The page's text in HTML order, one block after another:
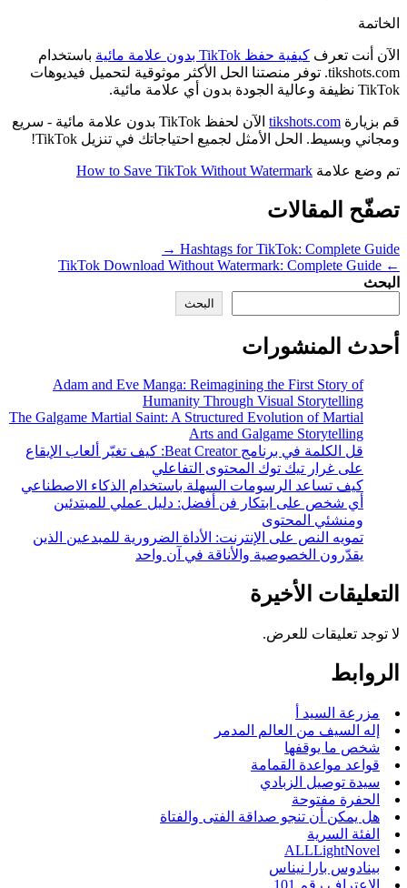
الخاتمة
الآن أنت تعرف كيفية حفظ TikTok بدون علامة مائية
باستخدام
tikshots.com. توفر منصتنا الحل الأكثر موثوقية لتحميل فيديوهات
TikTok نظيفة وعالية الجودة بدون أي علامة مائية.
قم بزيارة tikshots.com
الآن لحفظ TikTok بدون علامة مائية - سريع
ومجاني وبسيط. الحل الأمثل لجميع احتياجاتك في تنزيل TikTok!
تم وضع علامة How to Save TikTok Without Watermark
تصفّح المقالات
Hashtags for TikTok: Complete Guide →
← TikTok Download Without Watermark: Complete Guide
البحث
البحث
أحدث المنشورات
Adam and Eve Manga: Reimagining the First Story of
Humanity Through Visual Storytelling
The Galgame Martial Saint: A Structured Evolution of Martial
Arts and Galgame Storytelling
قل الكلمة في برنامج Beat Creator: كيف تغيّر ألعاب الإيقاع
على غرار تيك توك المحتوى التفاعلي
كيف تساعد الرسومات السهلة باستخدام الذكاء الاصطناعي
أي شخص على ابتكار فن أفضل: دليل عملي للمبتدئين
ومنشئي المحتوى
تمويه النص على الإنترنت: الأداة الضرورية للمبدعين الذين
يقدّرون الخصوصية والأناقة في آن واحد
التعليقات الأخيرة
لا توجد تعليقات للعرض.
الروابط
مزرعة السيد أ
إله السيف من العالم المدمر
شخص ما يوقفها
قواعد مواعدة القمامة
سيدة توصيل الزبادي
الحفرة مفتوحة
هل يمكن أن تنجو صداقة الفتى والفتاة
الفئة السرية
ALLLightNovel
بينادوس بارا نيناس
الاعتراف رقم 101